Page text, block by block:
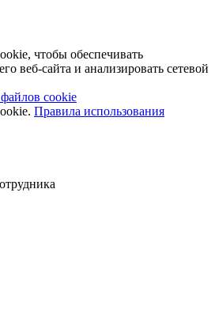
чтобы обеспечивать
веб-сайта и анализировать сетевой
cookie
Правила использования